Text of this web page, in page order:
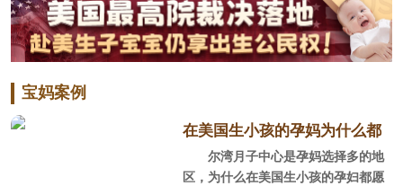
宝妈案例
在美国生小孩的孕妈为什么都
选尔湾？
尔湾月子中心是孕妈选择多的地
区，为什么在美国生小孩的孕妇都愿